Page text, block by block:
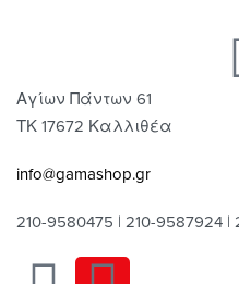
Αγίων Πάντων 61
ΤΚ 17672 Καλλιθέα
info@gamashop.gr
210-9580475 | 210-9587924 |